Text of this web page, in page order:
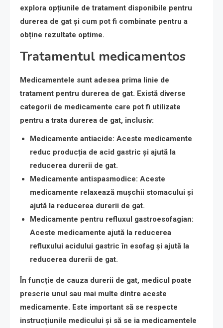
explora opțiunile de tratament disponibile pentru
durerea de gat și cum pot fi combinate pentru a
obține rezultate optime.
Tratamentul medicamentos
Medicamentele sunt adesea prima linie de
tratament pentru durerea de gat. Există diverse
categorii de medicamente care pot fi utilizate
pentru a trata durerea de gat, inclusiv:
Medicamente antiacide: Aceste medicamente
reduc producția de acid gastric și ajută la
reducerea durerii de gat.
Medicamente antispasmodice: Aceste
medicamente relaxează mușchii stomacului și
ajută la reducerea durerii de gat.
Medicamente pentru refluxul gastroesofagian:
Aceste medicamente ajută la reducerea
refluxului acidului gastric în esofag și ajută la
reducerea durerii de gat.
În funcție de cauza durerii de gat, medicul poate
prescrie unul sau mai multe dintre aceste
medicamente. Este important să se respecte
instrucțiunile medicului și să se ia medicamentele